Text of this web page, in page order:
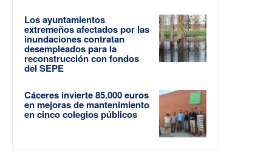
Los ayuntamientos
extremeños afectados por las
inundaciones contratan
desempleados para la
reconstrucción con fondos
del SEPE
Cáceres invierte 85.000 euros
en mejoras de mantenimiento
en cinco colegios públicos